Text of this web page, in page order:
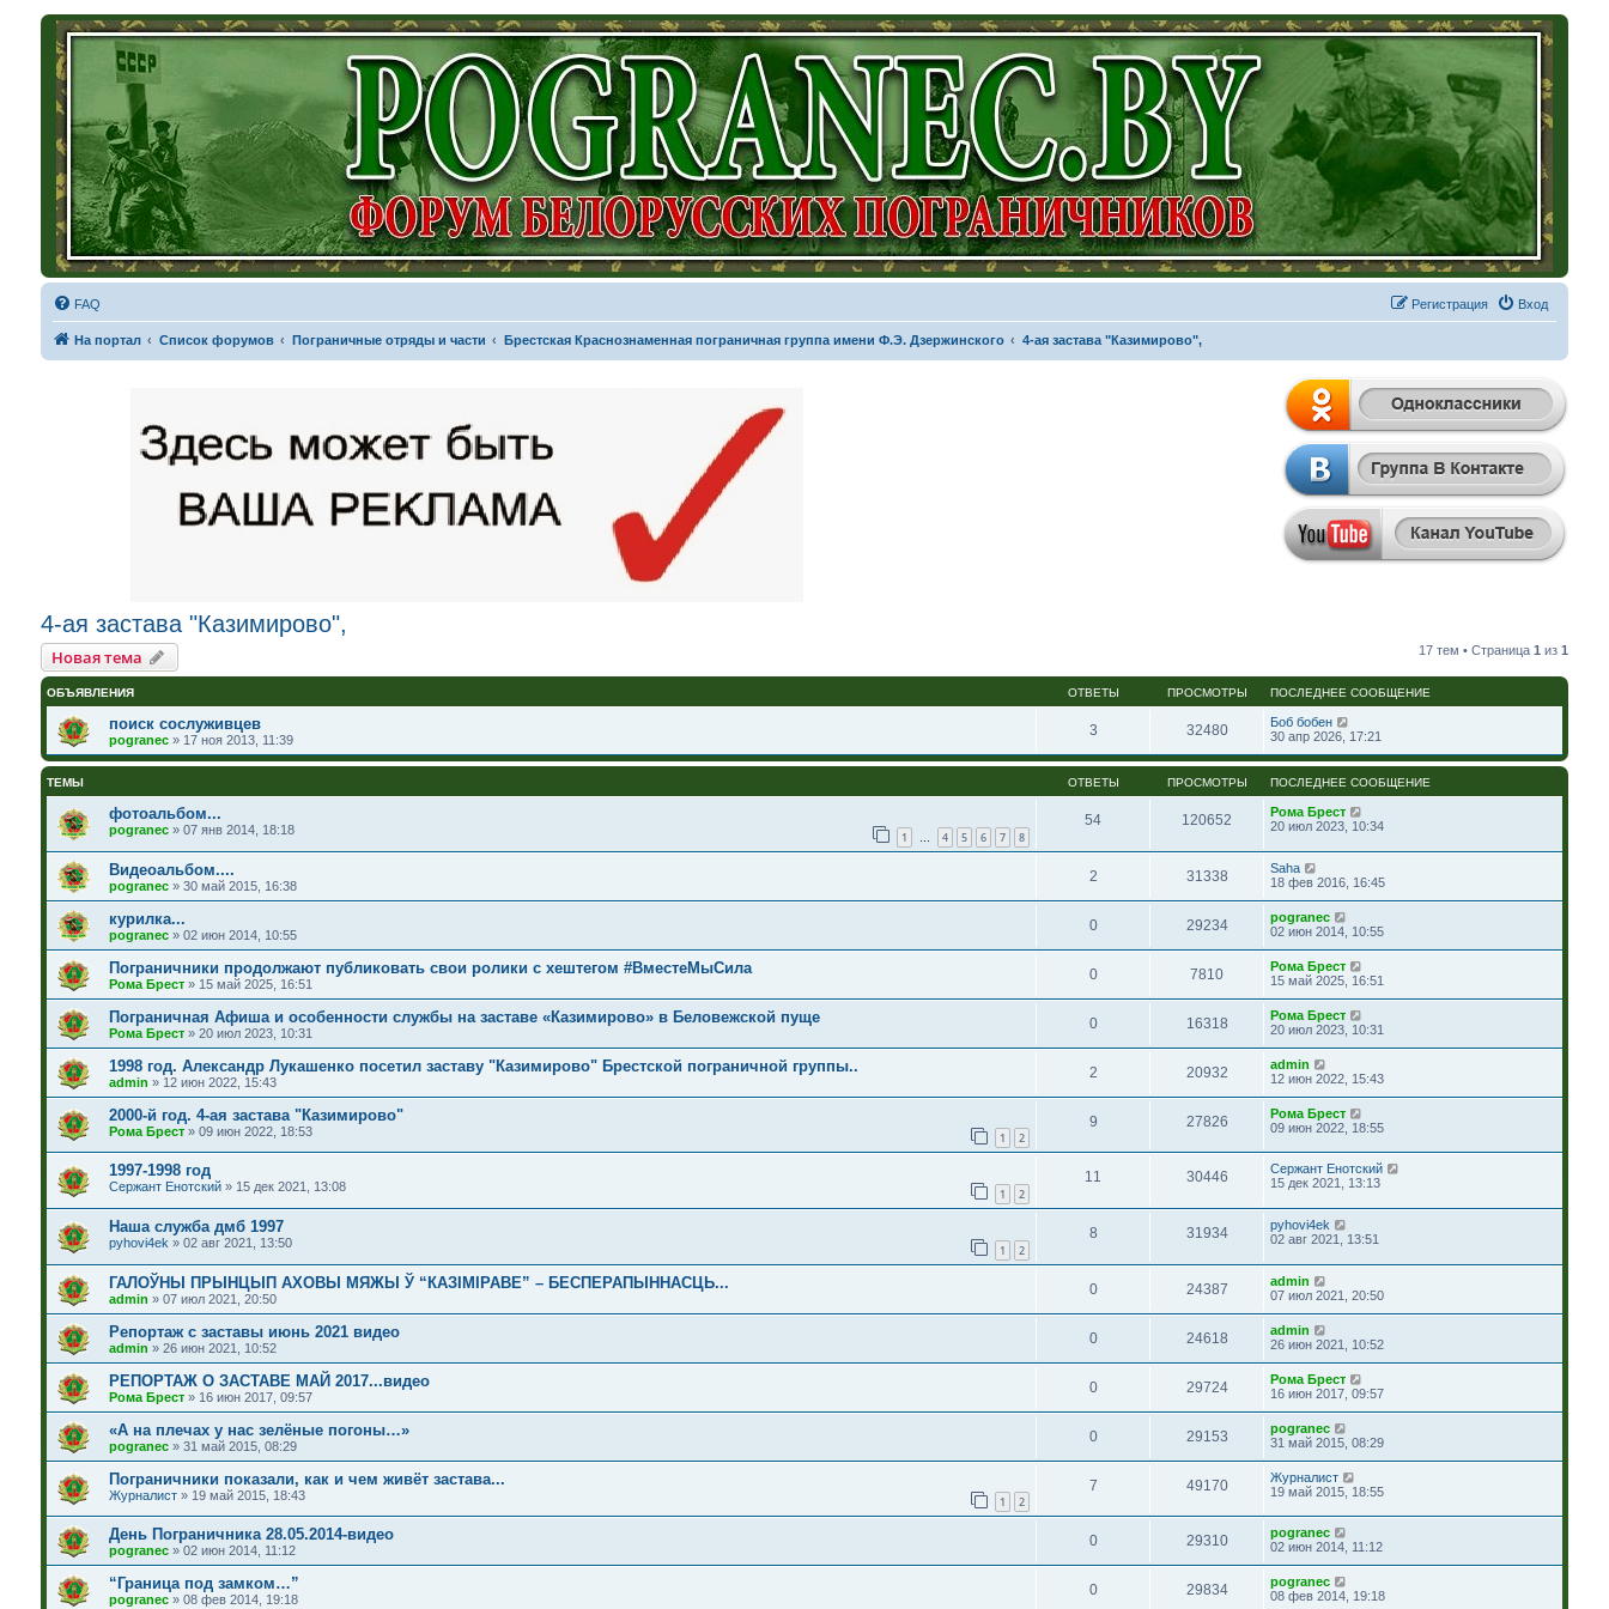
FAQ Вход
Регистрация
На портал Список форумов Пограничные отряды и части Брестская Краснознаменная пограничная группа имени Ф.Э. Дзержинского 4-ая застава "Казимирово",
4-ая застава "Казимирово",
Новая тема 17 тем • Страница1 из1
ОБЪЯВЛЕНИЯ ОТВЕТЫ ПРОСМОТРЫ ПОСЛЕДНЕЕ СООБЩЕНИЕ
поиск сослуживцев
pogranec» 17 ноя 2013, 11:39
3 32480
Боб бобен
30 апр 2026, 17:21
ТЕМЫ ОТВЕТЫ ПРОСМОТРЫ ПОСЛЕДНЕЕ СООБЩЕНИЕ
фотоальбом...
pogranec» 07 янв 2014, 18:18 1 … 4 5 6 7 8
54 120652
Рома Брест
20 июл 2023, 10:34
Видеоальбом....
pogranec» 30 май 2015, 16:38
2 31338
Saha
18 фев 2016, 16:45
курилка...
pogranec» 02 июн 2014, 10:55
0 29234
pogranec
02 июн 2014, 10:55
Пограничники продолжают публиковать свои ролики с хештегом #ВместеМыСила
Рома Брест» 15 май 2025, 16:51
0 7810
Рома Брест
15 май 2025, 16:51
Пограничная Афиша и особенности службы на заставе «Казимирово» в Беловежской пуще
Рома Брест» 20 июл 2023, 10:31
0 16318
Рома Брест
20 июл 2023, 10:31
1998 год. Александр Лукашенко посетил заставу "Казимирово" Брестской пограничной группы..
admin » 12 июн 2022, 15:43
2 20932
admin
12 июн 2022, 15:43
2000-й год. 4-ая застава "Казимирово"
Рома Брест» 09 июн 2022, 18:53 1 2
9 27826
Рома Брест
09 июн 2022, 18:55
1997-1998 год
Сержант Енотский» 15 дек 2021, 13:08 1 2
11 30446
Сержант Енотский
15 дек 2021, 13:13
Наша служба дмб 1997
pyhovi4ek » 02 авг 2021, 13:50 1 2
8 31934
pyhovi4ek
02 авг 2021, 13:51
ГАЛОЎНЫ ПРЫНЦЫП АХОВЫ МЯЖЫ Ў “КАЗІМІРАВЕ” – БЕСПЕРАПЫННАСЦЬ...
admin » 07 июл 2021, 20:50
0 24387
admin
07 июл 2021, 20:50
Репортаж с заставы июнь 2021 видео
admin » 26 июн 2021, 10:52
0 24618
admin
26 июн 2021, 10:52
РЕПОРТАЖ О ЗАСТАВЕ МАЙ 2017...видео
Рома Брест» 16 июн 2017, 09:57
0 29724
Рома Брест
16 июн 2017, 09:57
«А на плечах у нас зелёные погоны…»
pogranec» 31 май 2015, 08:29
0 29153
pogranec
31 май 2015, 08:29
Пограничники показали, как и чем живёт застава...
Журналист» 19 май 2015, 18:43 1 2
7 49170
Журналист
19 май 2015, 18:55
День Пограничника 28.05.2014-видео
pogranec» 02 июн 2014, 11:12
0 29310
pogranec
02 июн 2014, 11:12
“Граница под замком…”
pogranec» 08 фев 2014, 19:18
0 29834
pogranec
08 фев 2014, 19:18